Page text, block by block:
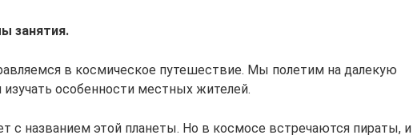
занятия.
в космическое путешествие. Мы полетим на далекую
изучать особенности местных жителей.
с названием этой планеты. Но в космосе встречаются пираты, и